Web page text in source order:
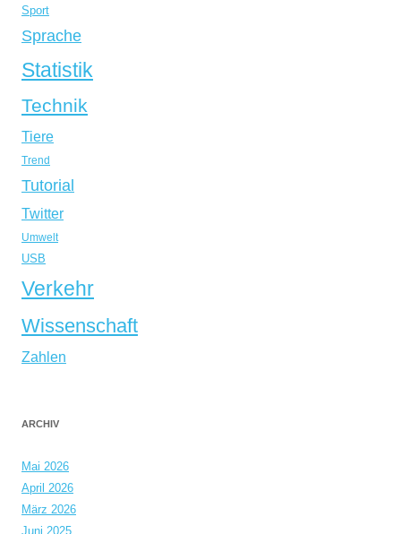
Sport
Sprache
Statistik
Technik
Tiere
Trend
Tutorial
Twitter
Umwelt
USB
Verkehr
Wissenschaft
Zahlen
ARCHIV
Mai 2026
April 2026
März 2026
Juni 2025